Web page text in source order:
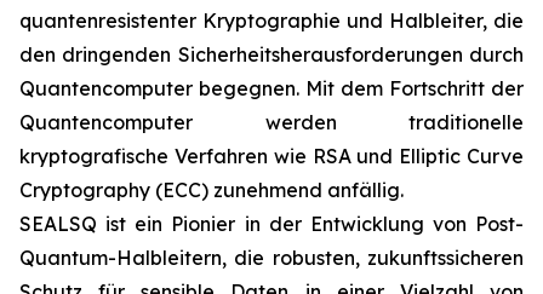
quantenresistenter Kryptographie und Halbleiter, die
den dringenden Sicherheitsherausforderungen durch
Quantencomputer begegnen. Mit dem Fortschritt der
Quantencomputer werden traditionelle
kryptografische Verfahren wie RSA und Elliptic Curve
Cryptography (ECC) zunehmend anfällig.
SEALSQ ist ein Pionier in der Entwicklung von Post-
Quantum-Halbleitern, die robusten, zukunftssicheren